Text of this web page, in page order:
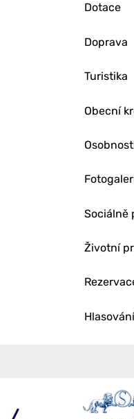
Dotace
Doprava
Turistika
Obecní
Sociálně
Životní